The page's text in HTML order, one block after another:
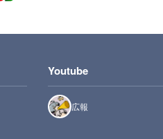
Youtube
広報